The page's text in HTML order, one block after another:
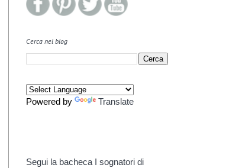
Cerca nel blog
Powered by Translate
Segui la bacheca I sognatori di